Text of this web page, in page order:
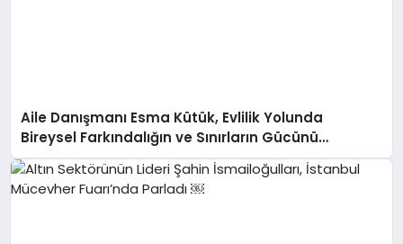
Aile Danışmanı Esma Kütük, Evlilik Yolunda
Bireysel Farkındalığın ve Sınırların Gücünü
Anlatıyor